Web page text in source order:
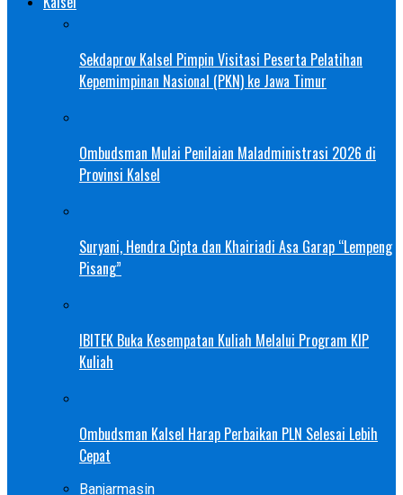
Sekdaprov Kalsel Pimpin Visitasi Peserta Pelatihan
Kepemimpinan Nasional (PKN) ke Jawa Timur
Ombudsman Mulai Penilaian Maladministrasi 2026 di
Provinsi Kalsel
Suryani, Hendra Cipta dan Khairiadi Asa Garap “Lempeng
Pisang”
IBITEK Buka Kesempatan Kuliah Melalui Program KIP
Kuliah
Ombudsman Kalsel Harap Perbaikan PLN Selesai Lebih
Cepat
Banjarmasin